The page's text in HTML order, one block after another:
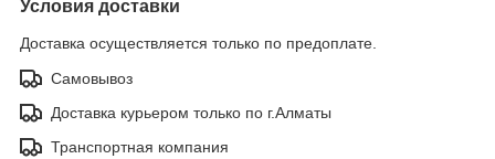
Условия доставки
Доставка осуществляется только по предоплате.
Самовывоз
Доставка курьером только по г.Алматы
Транспортная компания